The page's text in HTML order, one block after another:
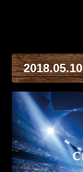
2018.05.10